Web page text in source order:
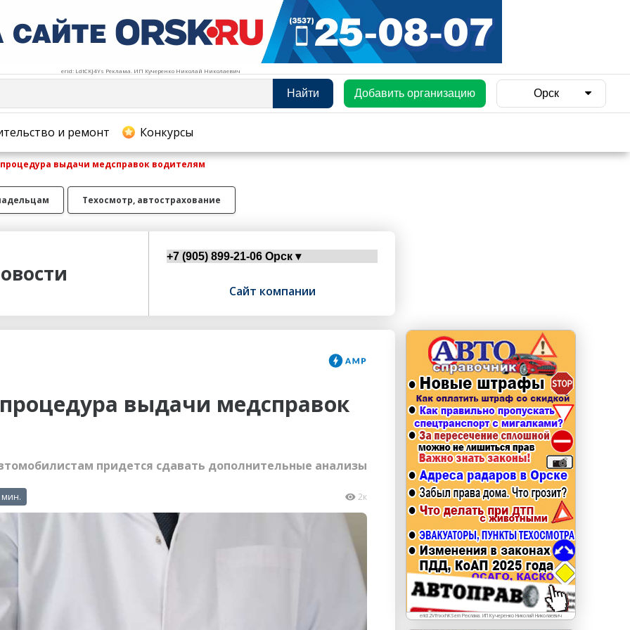
erid: LdtCKJ4Ys Реклама. ИП Кучеренко Николай Николаевич
Найти Добавить организацию Орск
и ремонт Конкурсы
erid: LdtCKJjWj Реклама. ИП Кучеренко Николай
Николаевич
выдачи медсправок водителям
Техосмотр, автострахование
Сайт компании
выдачи медсправок
придется сдавать дополнительные анализы
мин. 2к
erid:2VfnxxhKSem Реклама. ИП Кучеренко Николай Николаевич